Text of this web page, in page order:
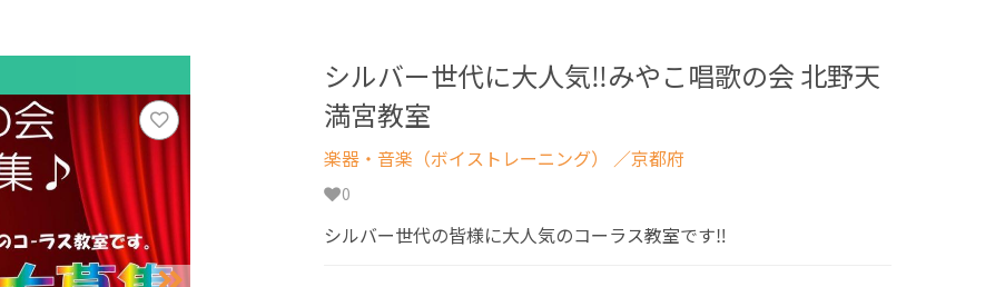
シルバー世代に大人気‼︎みやこ唱歌の会 北野天
満宮教室
楽器・音楽（ボイストレーニング） ／京都府
0
シルバー世代の皆様に大人気のコーラス教室です‼︎